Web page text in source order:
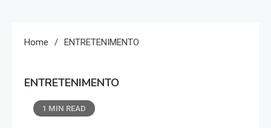
Home ENTRETENIMENTO
ENTRETENIMENTO
1 MIN READ